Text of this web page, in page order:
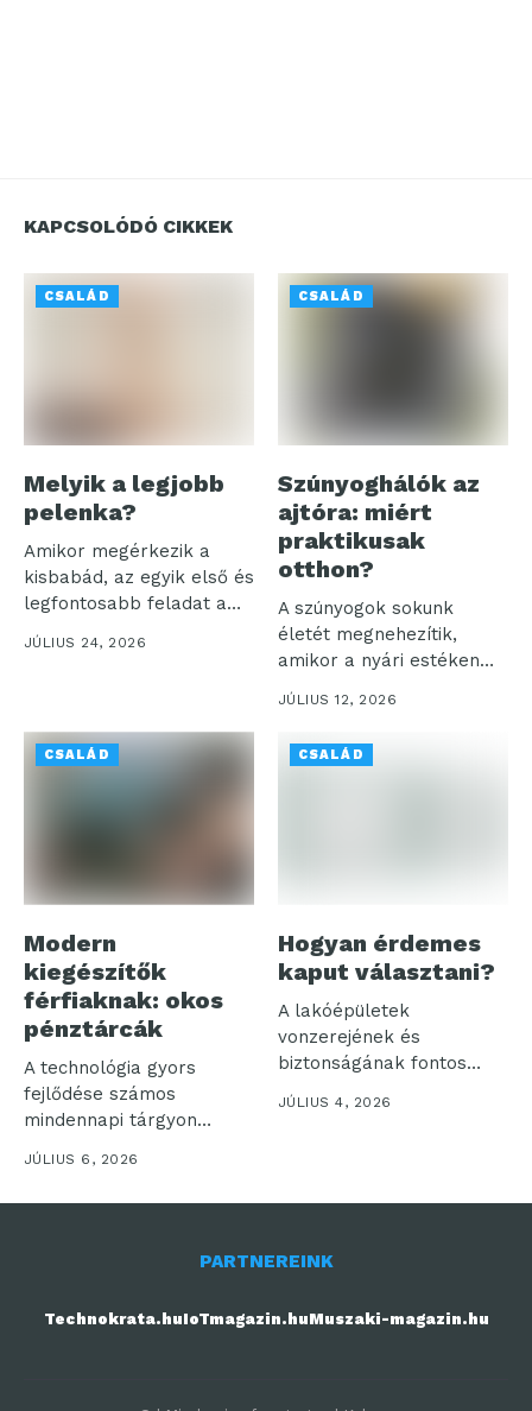
KAPCSOLÓDÓ CIKKEK
CSALÁD
Melyik a legjobb
pelenka?
Amikor megérkezik a
kisbabád, az egyik első és
legfontosabb feladat a
megfelelő...
JÚLIUS 24, 2026
CSALÁD
Szúnyoghálók az
ajtóra: miért
praktikusak
otthon?
A szúnyogok sokunk
életét megnehezítik,
amikor a nyári estéken
akarjuk élvezni a...
JÚLIUS 12, 2026
CSALÁD
Modern
kiegészítők
férfiaknak: okos
pénztárcák
A technológia gyors
fejlődése számos
mindennapi tárgyon
hagyott nyomot, és a
férfiak...
JÚLIUS 6, 2026
CSALÁD
Hogyan érdemes
kaput választani?
A lakóépületek
vonzerejének és
biztonságának fontos
eleme a kapu. Hiszen
első látásra...
JÚLIUS 4, 2026
PARTNEREINK
Technokrata.huIoTmagazin.huMuszaki-magazin.hu